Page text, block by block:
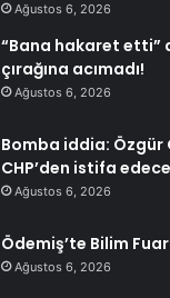
Ağustos 6, 2026
“Bana hakaret etti”
çırağına acımadı!
Ağustos 6, 2026
Bomba iddia: Özgür
CHP’den istifa
Ağustos 6, 2026
Ödemiş’te Bilim
Ağustos 6, 2026